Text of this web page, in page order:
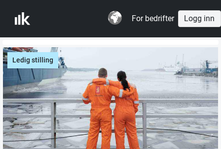
For bedrifter Logg inn
Ledig stilling